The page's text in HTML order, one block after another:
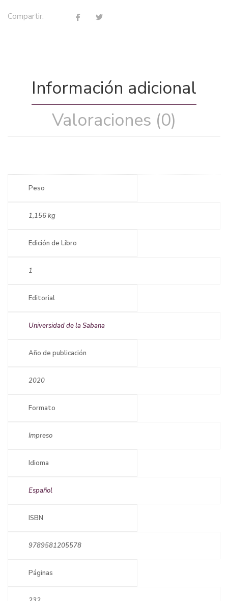
Compartir:
Información adicional
Valoraciones (0)
Peso
1,156 kg
Edición de Libro
1
Editorial
Universidad de la Sabana
Año de publicación
2020
Formato
Impreso
Idioma
Español
ISBN
9789581205578
Páginas